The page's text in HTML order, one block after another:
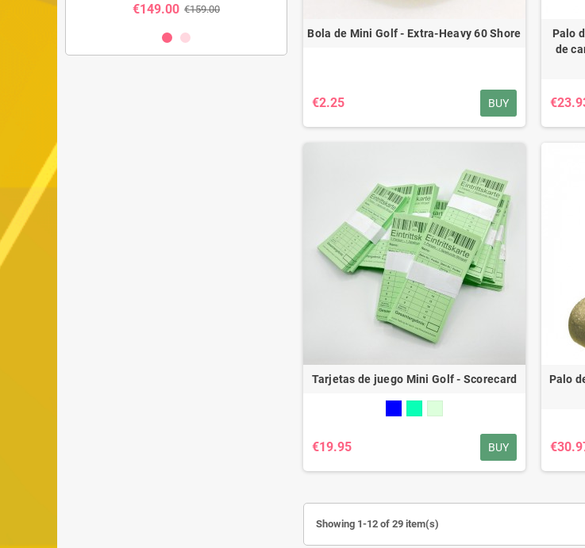
€149.00 €159.00 €249.90
Bola de Mini Golf - Extra-Heavy 60 Shore
€2.25 BUY
Palo
de
Tarjetas de juego Mini Golf - Scorecard
€19.95 BUY
Palo
Showing 1-12 of 29 item(s)